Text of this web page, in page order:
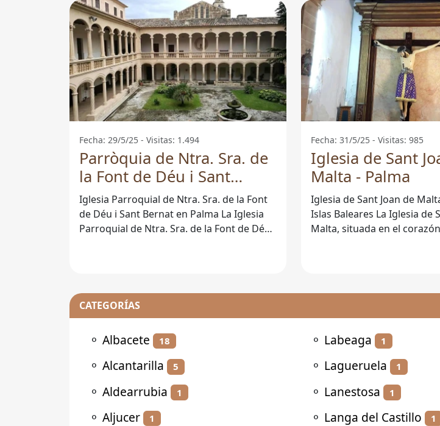
Fecha: 29/5/25 - Visitas: 1.494
Parròquia de Ntra. Sra. de
la Font de Déu i Sant
Bernat - Palma
Iglesia Parroquial de Ntra. Sra. de la Font
de Déu i Sant Bernat en Palma La Iglesia
Parroquial de Ntra. Sra. de la Font de Déu i
Fecha: 31/5/25 - Visitas: 985
Iglesia de Sant
Malta - Palma
Iglesia de Sant Joan de
Islas Baleares La Iglesia de Sant Joan de
Malta, situada en el
CATEGORÍAS
⚬ Albacete 18
⚬ Alcantarilla 5
⚬ Aldearrubia 1
⚬ Aljucer 1
⚬ Labeaga 1
⚬ Lagueruela 1
⚬ Lanestosa 1
⚬ Langa del Castillo 1